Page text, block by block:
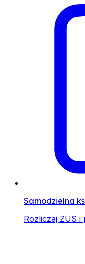
Samodzielna
Rozliczaj ZUS i